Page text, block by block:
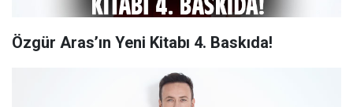
Özgür Aras’ın Yeni Kitabı 4. Baskıda!